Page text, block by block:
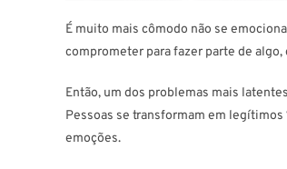
É muito mais cômodo não se
comprometer para fazer parte de
Então, um dos problemas mais
Pessoas se transformam em legítimos
emoções.